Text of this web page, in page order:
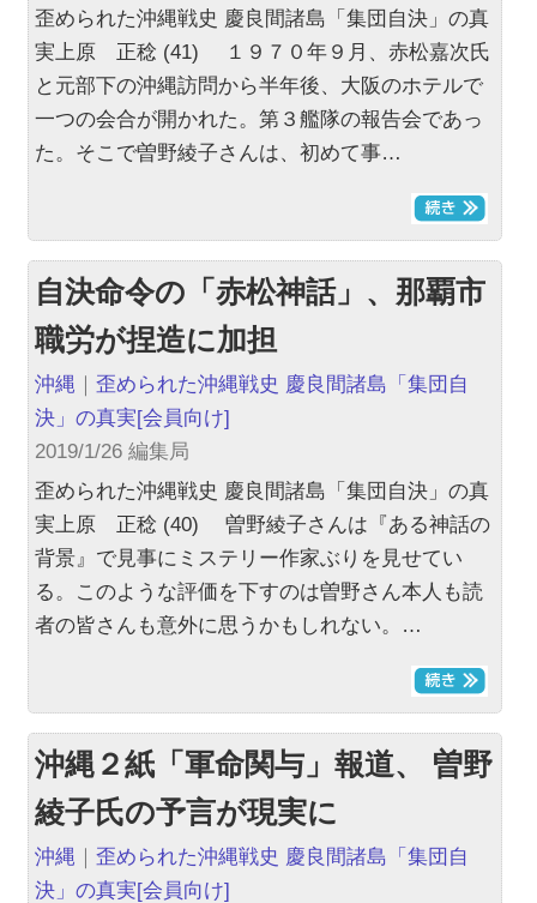
歪められた沖縄戦史 慶良間諸島「集団自決」の真
実上原 正稔 (41) １９７０年９月、赤松嘉次氏
と元部下の沖縄訪問から半年後、大阪のホテルで
一つの会合が開かれた。第３艦隊の報告会であっ
た。そこで曽野綾子さんは、初めて事…
自決命令の「赤松神話」、那覇市
職労が捏造に加担
沖縄 ｜歪められた沖縄戦史 慶良間諸島「集団自
決」の真実[会員向け]
2019/1/26 編集局
歪められた沖縄戦史 慶良間諸島「集団自決」の真
実上原 正稔 (40) 曽野綾子さんは『ある神話の
背景』で見事にミステリー作家ぶりを見せてい
る。このような評価を下すのは曽野さん本人も読
者の皆さんも意外に思うかもしれない。…
沖縄２紙「軍命関与」報道、 曽野
綾子氏の予言が現実に
沖縄 ｜歪められた沖縄戦史 慶良間諸島「集団自
決」の真実[会員向け]